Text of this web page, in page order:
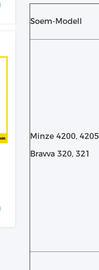
Soem-Modell
Minze 4200, 4205
Bravva 320, 321